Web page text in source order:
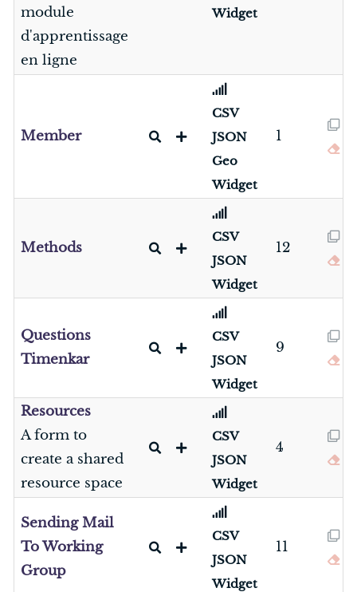
module
d'apprentissage
en ligne
Widget
Member
CSV
JSON
Geo
Widget
1
Methods
CSV
JSON
Widget
12
Questions
Timenkar
CSV
JSON
Widget
9
Resources
A form to
create a shared
resource space
CSV
JSON
Widget
4
Sending Mail
To Working
Group
CSV
JSON
Widget
11